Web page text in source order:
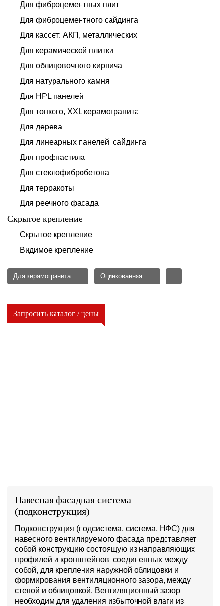
Для фиброцементных плит
Для фиброцементного сайдинга
Для кассет: АКП, металлических
Для керамической плитки
Для облицовочного кирпича
Для натурального камня
Для HPL панелей
Для тонкого, XXL керамогранита
Для дерева
Для линеарных панелей, сайдинга
Для профнастила
Для стеклофибробетона
Для терракоты
Для реечного фасада
Скрытое крепление
Скрытое крепление
Видимое крепление
Для керамогранита Оцинкованная
Запросить каталог / цены
Навесная фасадная система
(подконструкция)
Подконструкция (подсистема, система, НФС) для
навесного вентилируемого фасада представляет
собой конструкцию состоящую из направляющих
профилей и кронштейнов, соединенных между
собой, для крепления наружной облицовки и
формирования вентиляционного зазора, между
стеной и облицовкой. Вентиляционный зазор
необходим для удаления избыточной влаги из